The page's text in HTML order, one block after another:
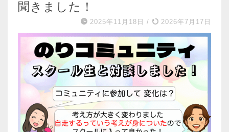
聞きました！
2025年11月18日 / 2026年7月17日